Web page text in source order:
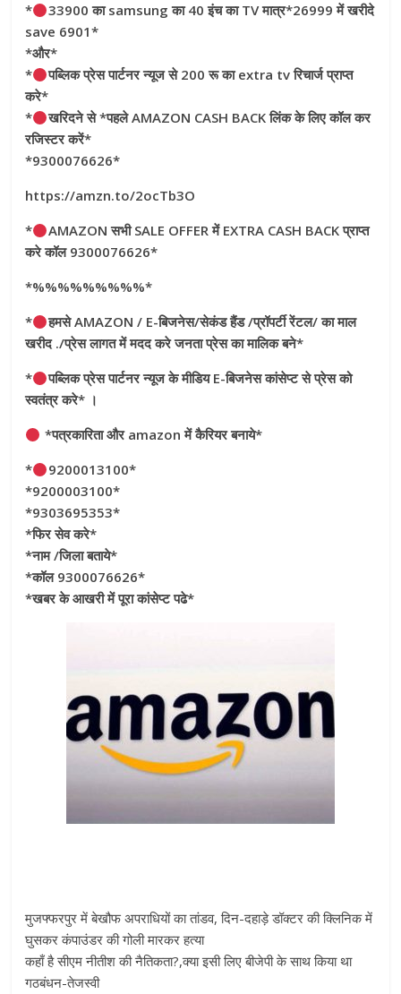
*
33900 का samsung का 40 इंच का TV मात्र*26999 में खरीदे
save 6901*
*और*
*
पब्लिक प्रेस पार्टनर न्यूज से 200 रू का extra tv रिचार्ज प्राप्त
करे*
*
खरिदने से *पहले AMAZON CASH BACK लिंक के लिए कॉल कर
रजिस्टर करें*
*9300076626*
https://amzn.to/2ocTb3O
*
AMAZON सभी SALE OFFER में EXTRA CASH BACK प्राप्त
करे कॉल 9300076626*
*%%%%%%%%%*
*
हमसे AMAZON / E-बिजनेस/सेकंड हैंड /प्रॉपर्टी रेंटल/ का माल
खरीद ./प्रेस लागत में मदद करे जनता प्रेस का मालिक बने*
*
पब्लिक प्रेस पार्टनर न्यूज के मीडिय E-बिजनेस कांसेप्ट से प्रेस को
स्वतंत्र करे* ।
*पत्रकारिता और amazon में कैरियर बनाये*
*
9200013100*
*9200003100*
*9303695353*
*फिर सेव करे*
*नाम /जिला बताये*
*कॉल 9300076626*
*खबर के आखरी में पूरा कांसेप्ट पढे*
मुजफ्फरपुर में बेखौफ अपराधियों का तांडव, दिन-दहाड़े डॉक्टर की क्लिनिक में
घुसकर कंपाउंडर की गोली मारकर हत्या
कहाँ है सीएम नीतीश की नैतिकता?,क्या इसी लिए बीजेपी के साथ किया था
गठबंधन-तेजस्वी